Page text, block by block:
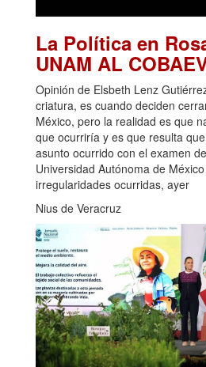
La Política en
UNAM AL
Opinión de Elsbeth Lenz
criatura, es cuando deciden
México, pero la realidad es que
que ocurriría y es que resulta
asunto ocurrido con el examen
Universidad Autónoma de
irregularidades ocurridas, ayer
Nius de Veracruz